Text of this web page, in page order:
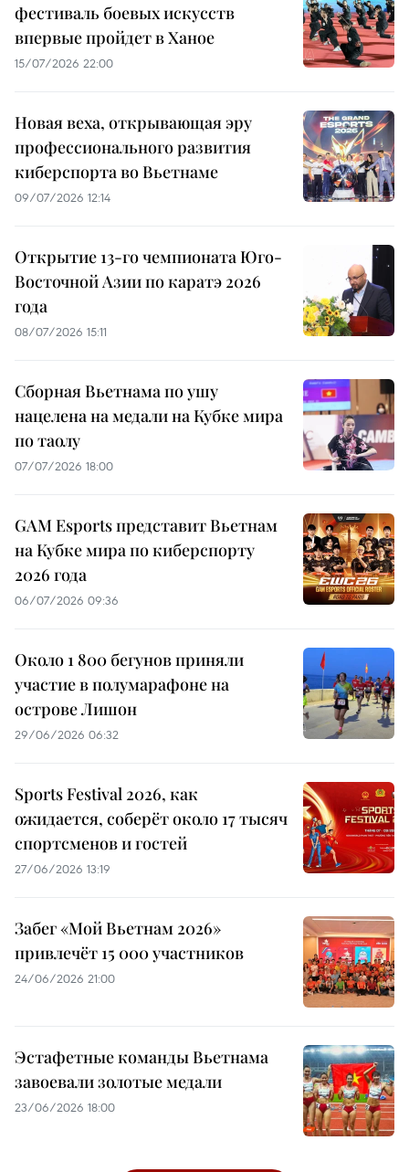
фестиваль боевых искусств
впервые пройдет в Ханое
15/07/2026 22:00
Новая веха, открывающая эру
профессионального развития
киберспорта во Вьетнаме
09/07/2026 12:14
Открытие 13-го чемпионата Юго-
Восточной Азии по каратэ 2026
года
08/07/2026 15:11
Сборная Вьетнама по ушу
нацелена на медали на Кубке мира
по таолу
07/07/2026 18:00
GAM Esports представит Вьетнам
на Кубке мира по киберспорту
2026 года
06/07/2026 09:36
Около 1 800 бегунов приняли
участие в полумарафоне на
острове Лишон
29/06/2026 06:32
Sports Festival 2026, как
ожидается, соберёт около 17 тысяч
спортсменов и гостей
27/06/2026 13:19
Забег «Мой Вьетнам 2026»
привлечёт 15 000 участников
24/06/2026 21:00
Эстафетные команды Вьетнама
завоевали золотые медали
23/06/2026 18:00